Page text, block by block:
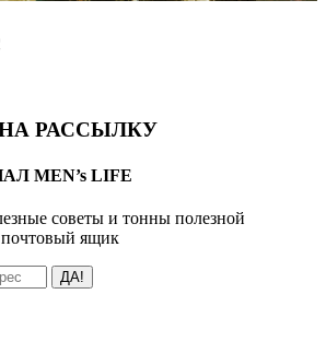
РАССЫЛКУ
MEN’s LIFE
советы и тонны полезной
ящик
ДА!